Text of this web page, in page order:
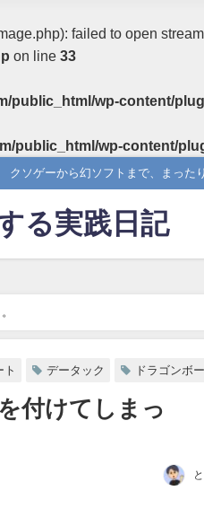
failed to open
on line 33
public_html/wp-content/
public_html/wp-content/
ソゲーから幻ソフトまで、まった
る実践日記
ト データック ドラゴンボ
付けてしまっ